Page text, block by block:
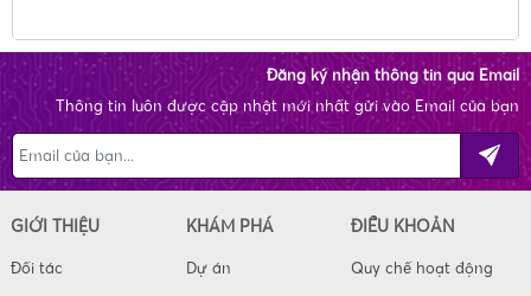
Đăng ký nhận thông tin qua Email
Thông tin luôn được cập nhật mới nhất gửi vào Email của bạn
GIỚI THIỆU
Đối tác
KHÁM PHÁ
Dự án
ĐIỀU KHOẢN
Quy chế hoạt động